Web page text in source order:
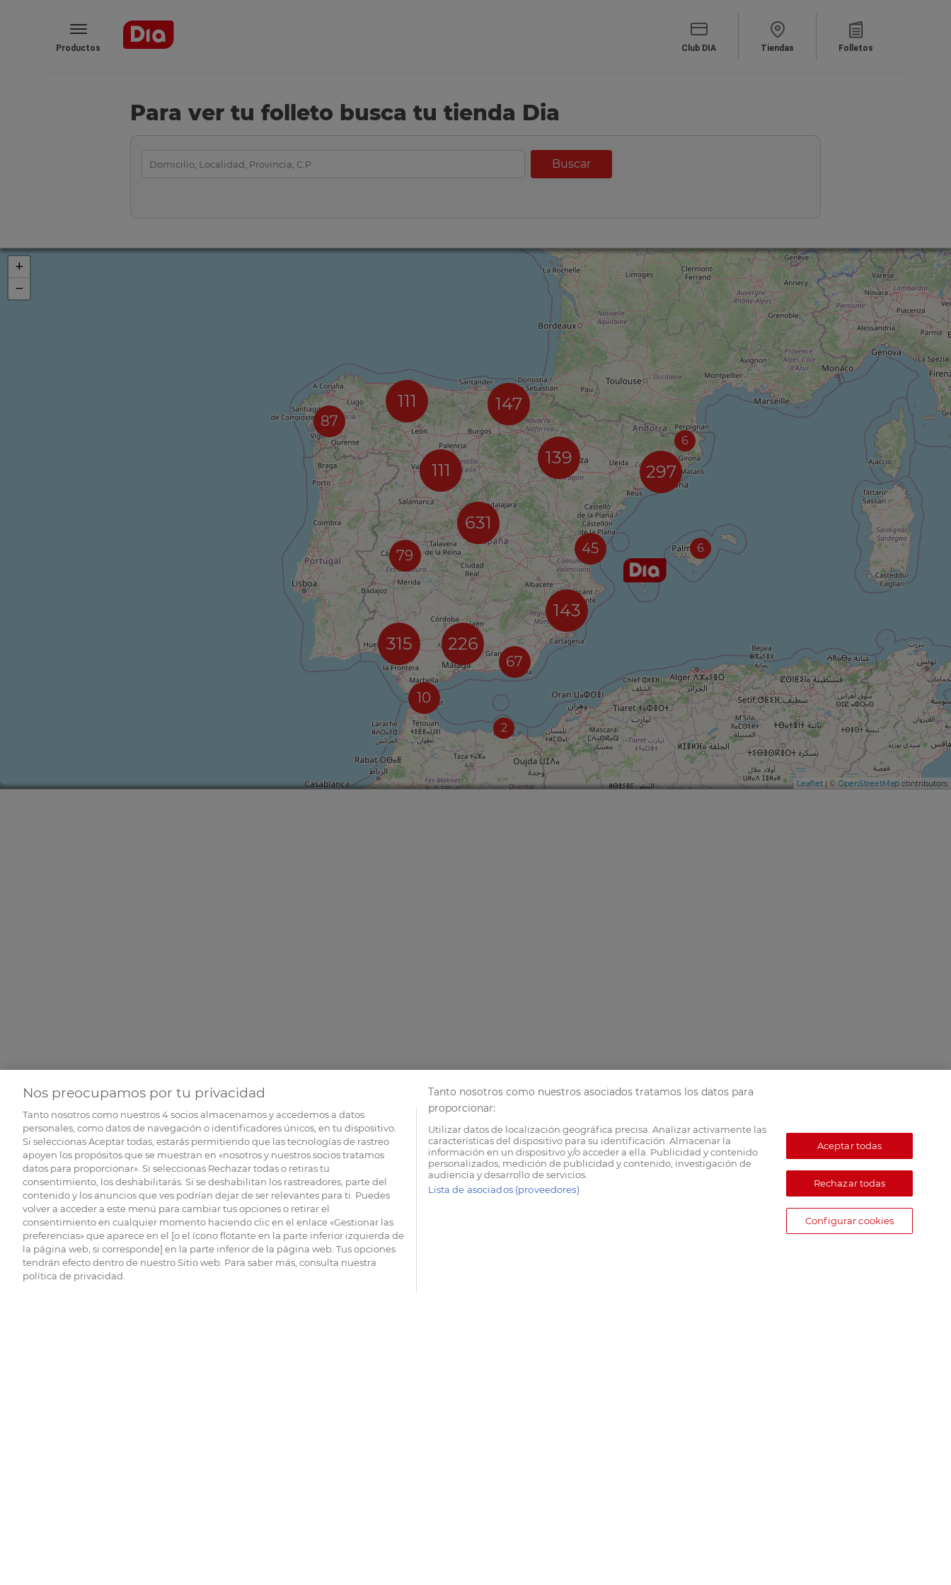
Productos Club DIA Tiendas Folletos
Para ver tu folleto busca tu tienda Dia
87
111 147
2
6
111
79
631
10
226
315
6
139
297
67
45
143
+
−
Leaflet | © OpenStreetMapcontributors
Nos preocupamos por tu privacidad
Tanto nosotros como nuestros4socios almacenamos y accedemos a datos
personales, como datos de navegación o identificadores únicos, en tu dispositivo.
Si seleccionas Aceptar todas, estarás permitiendo que las tecnologías de rastreo
apoyen los propósitos que se muestran en «nosotros y nuestros socios tratamos
datos para proporcionar». Si seleccionas Rechazar todas o retiras tu
consentimiento, los deshabilitarás. Si se deshabilitan los rastreadores, parte del
contenido y los anuncios que ves podrían dejar de ser relevantes para ti. Puedes
volver a acceder a este menú para cambiar tus opciones o retirar el
consentimiento en cualquier momento haciendo clic en el enlace «Gestionar las
preferencias» que aparece en el [o el ícono flotante en la parte inferior izquierda de
la página web, si corresponde] en la parte inferior de la página web. Tus opciones
tendrán efecto dentro de nuestro Sitio web. Para saber más, consulta nuestra
política de privacidad.
Tanto nosotros como nuestros asociados tratamos los datos para
proporcionar:
Utilizar datos de localización geográfica precisa. Analizar activamente las
características del dispositivo para su identificación. Almacenar la
información en un dispositivo y/o acceder a ella. Publicidad y contenido
personalizados, medición de publicidad y contenido, investigación de
audiencia y desarrollo de servicios.
Lista de asociados (proveedores)
Aceptar todas
Rechazar todas
Configurar cookies